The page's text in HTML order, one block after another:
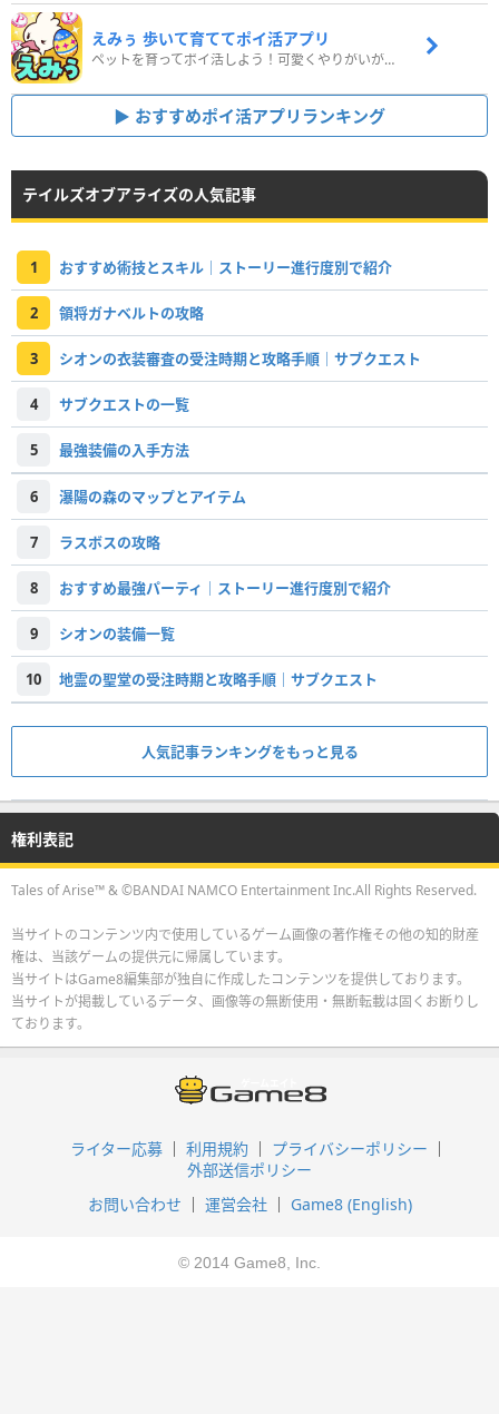
えみぅ 歩いて育ててポイ活アプリ
ペットを育ってポイ活しよう！可愛くやりがいがある新感覚アプリ
おすすめポイ活アプリランキング
テイルズオブアライズの人気記事
1 おすすめ術技とスキル｜ストーリー進行度別で紹介
2 領将ガナベルトの攻略
3 シオンの衣装審査の受注時期と攻略手順｜サブクエスト
4 サブクエストの一覧
5 最強装備の入手方法
6 瀑陽の森のマップとアイテム
7 ラスボスの攻略
8 おすすめ最強パーティ｜ストーリー進行度別で紹介
9 シオンの装備一覧
10 地霊の聖堂の受注時期と攻略手順｜サブクエスト
人気記事ランキングをもっと見る
権利表記
Tales of Arise™ & ©BANDAI NAMCO Entertainment Inc.All Rights Reserved.
当サイトのコンテンツ内で使用しているゲーム画像の著作権その他の知的財産
権は、当該ゲームの提供元に帰属しています。
当サイトはGame8編集部が独自に作成したコンテンツを提供しております。
当サイトが掲載しているデータ、画像等の無断使用・無断転載は固くお断りし
ております。
ライター応募 利用規約
プライバシーポリシー
外部送信ポリシー
お問い合わせ
運営会社 Game8 (English)
© 2014 Game8, Inc.